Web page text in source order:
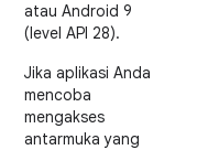
atau Android 9
(level API 28).
Jika aplikasi Anda
mencoba
mengakses
antarmuka yang